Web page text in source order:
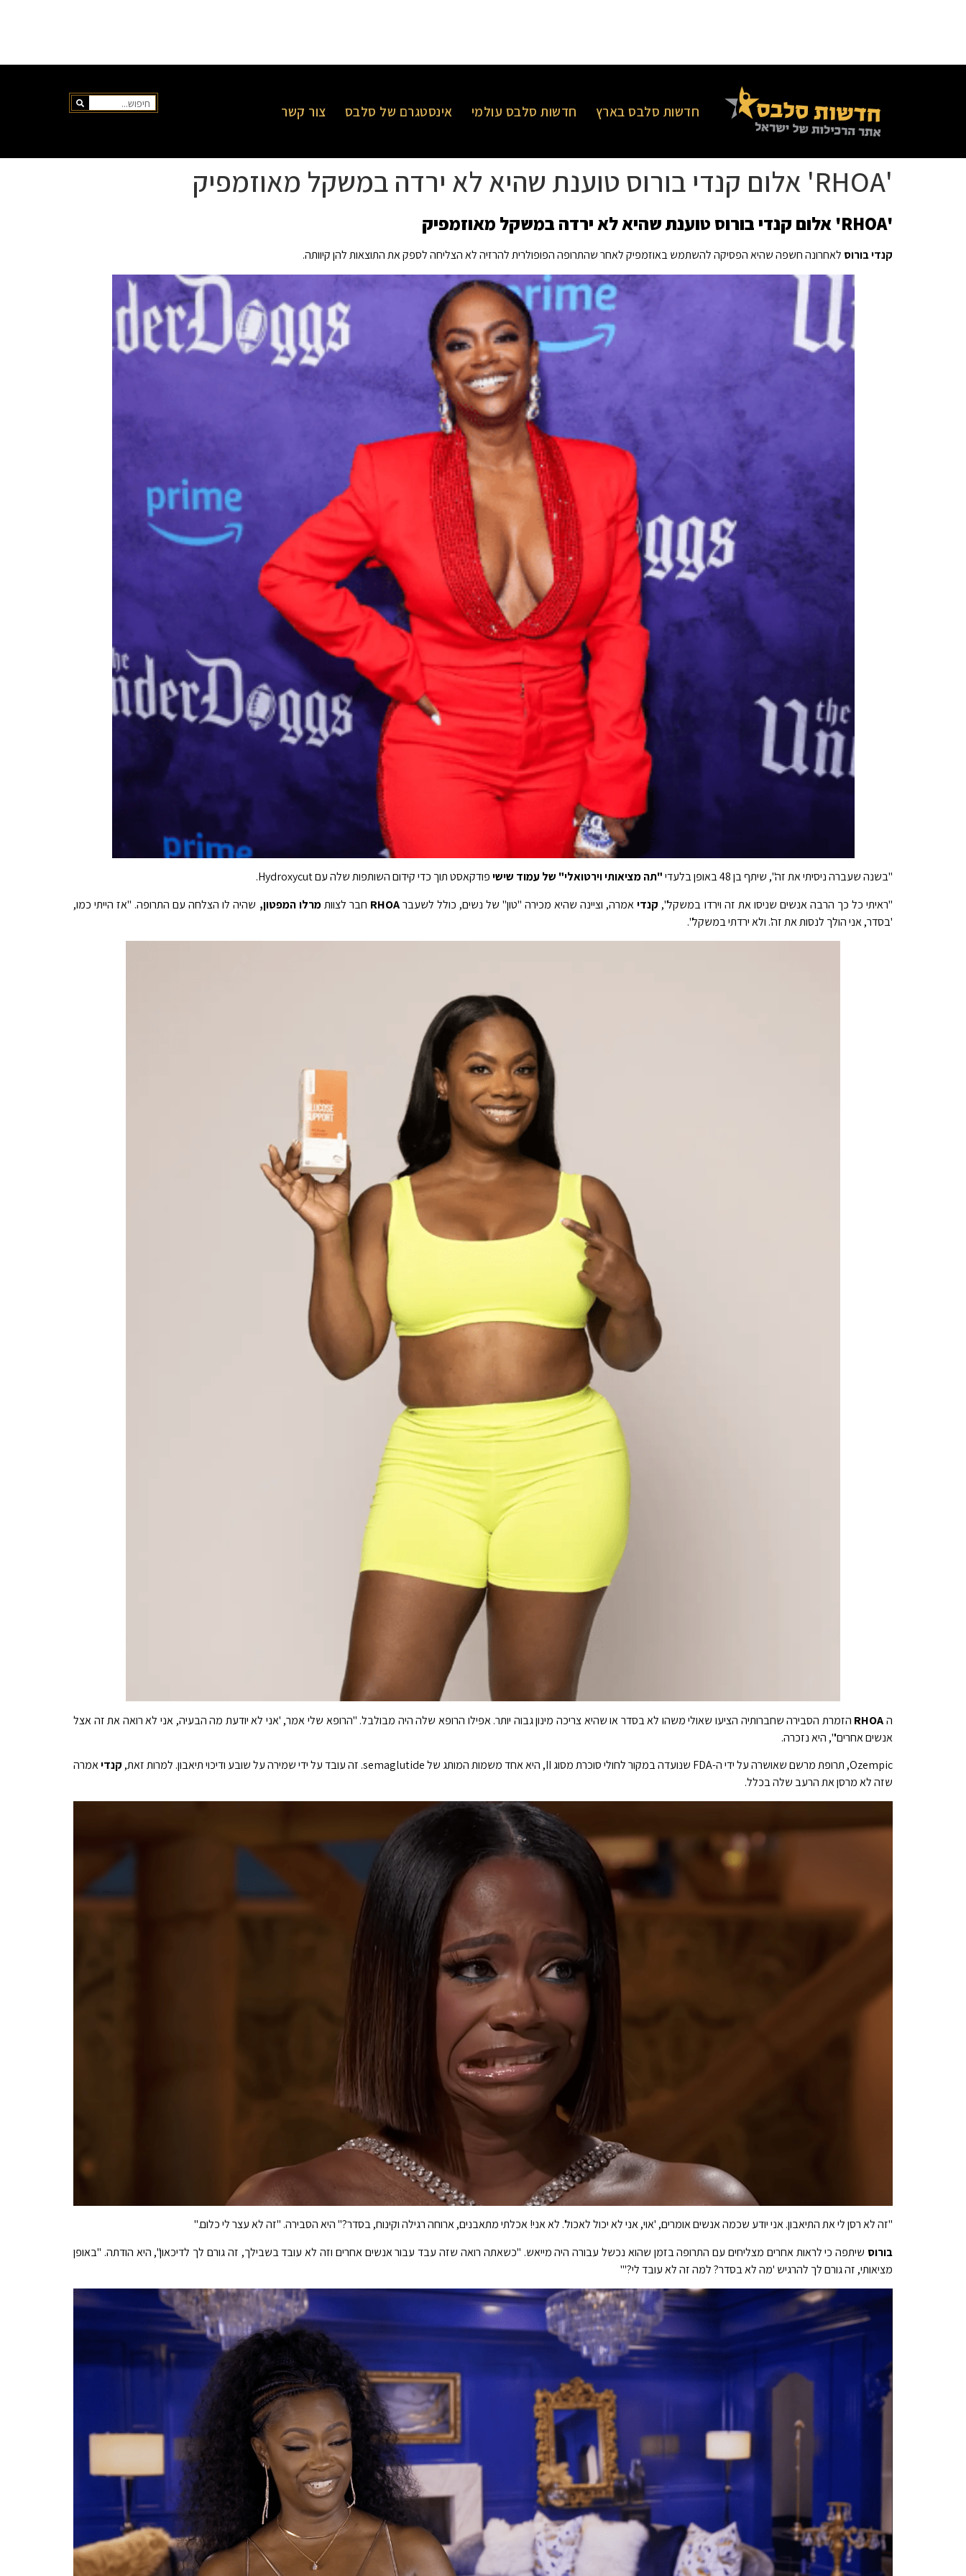
חדשות סלבס בארץ חדשות סלבס עולמי אינסטגרם של סלבס צור קשר
'RHOA' אלום קנדי ​​בורוס טוענת שהיא לא ירדה במשקל מאוזמפיק
'RHOA' אלום קנדי ​​בורוס טוענת שהיא לא ירדה במשקל מאוזמפיק
קנדי בורוס לאחרונה חשפה שהיא הפסיקה להשתמש באוזמפיק לאחר שהתרופה הפופולרית להרזיה לא הצליחה לספק את התוצאות להן קיוותה.
"בשנה שעברה ניסיתי את זה", שיתף בן 48 באופן בלעדי "תה מציאותי וירטואלי" של עמוד שישיפודקאסט תוך כדי קידום השותפות שלה עם Hydroxycut.
"ראיתי כל כך הרבה אנשים שניסו את זה וירדו במשקל", קנדיאמרה, וציינה שהיא מכירה "טון" של נשים, כולל לשעברRHOA חבר לצוותמרלו המפטון, שהיה לו הצלחה עם התרופה. "אז הייתי כמו,
'בסדר, אני הולך לנסות את זה'. ולא ירדתי במשקל".
הRHOA הזמרת הסבירה שחברותיה הציעו שאולי משהו לא בסדר או שהיא צריכה מינון גבוה יותר. אפילו הרופא שלה היה מבולבל. "הרופא שלי אמר, 'אני לא יודעת מה הבעיה, אני לא רואה את זה אצל
אנשים אחרים'", היא נזכרה.
Ozempic, תרופת מרשם שאושרה על ידי ה-FDA שנועדה במקור לחולי סוכרת מסוג II, היא אחד משמות המותג של semaglutide. זה עובד על ידי שמירה על שובע ודיכוי תיאבון. למרות זאת,
קנדיאמרה
שזה לא מרסן את הרעב שלה בכלל.
"זה לא רסן לי את התיאבון. אני יודע שכמה אנשים אומרים, 'אוי, אני לא יכול לאכול'. לא אני! אכלתי מתאבנים, ארוחה רגילה וקינוח, בסדר?" היא הסבירה. "זה לא עצר לי כלום."
בורוס שיתפה כי לראות אחרים מצליחים עם התרופה בזמן שהוא נכשל עבורה היה מייאש. "כשאתה רואה שזה עבד עבור אנשים אחרים וזה לא עובד בשבילך, זה גורם לך לדיכאון", היא הודתה. "באופן
מציאותי, זה גורם לך להרגיש 'מה לא בסדר? למה זה לא עובד לי?'"